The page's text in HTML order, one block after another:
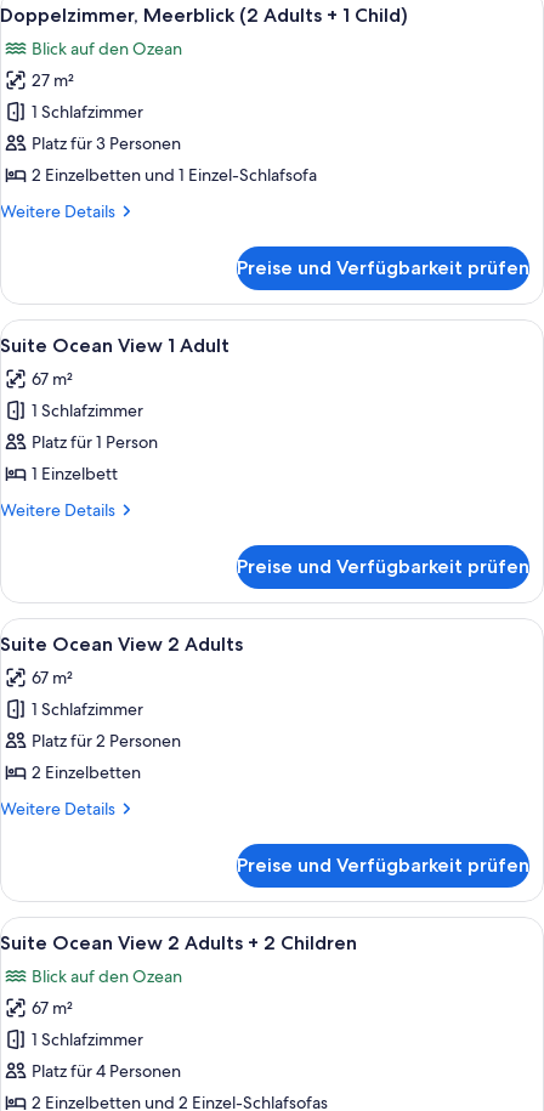
Adults)
Fotos
für
Doppelzimmer,
Meerblick
(2
Adults
1
4
Doppelzimmer, Meerblick (2 Adults + 1 Child)
Blick auf den Ozean
27 m²
1 Schlafzimmer
Platz für 3 Personen
2 Einzelbetten und 1 Einzel-Schlafsofa
Weitere Details
Weitere
Meerblick
(2
Adults
Child)
Preise und Verfügbarkeit prüfen
Alle
Fotos
für
Suite
Ocean
View
1
Ein modernes Hotelzimmer mit
6
Suite Ocean View 1 Adult
67 m²
1 Schlafzimmer
Platz für 1 Person
1 Einzelbett
Weitere Details
Weitere
Ocean
View
1
Preise und Verfügbarkeit prüfen
Alle
Fotos
für
Suite
Ocean
View
2
Ein modernes Hotelzimmer mit
6
Suite Ocean View 2 Adults
67 m²
1 Schlafzimmer
Platz für 2 Personen
2 Einzelbetten
Weitere Details
Weitere
Ocean
View
2
Preise und Verfügbarkeit prüfen
Alle
Fotos
für
Suite
Ocean
View
2
Ein modernes Hotelzimmer mit
6
Suite Ocean View 2 Adults + 2 Children
Blick auf den Ozean
67 m²
1 Schlafzimmer
Platz für 4 Personen
2 Einzelbetten und 2 Einzel-Schlafsofas